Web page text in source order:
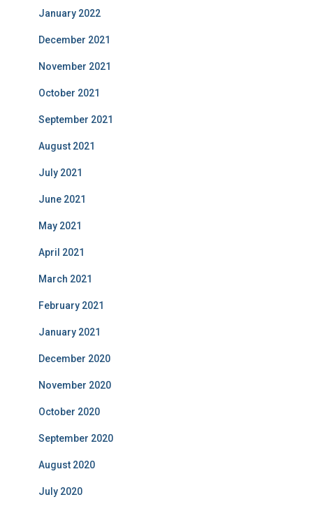
January 2022
December 2021
November 2021
October 2021
September 2021
August 2021
July 2021
June 2021
May 2021
April 2021
March 2021
February 2021
January 2021
December 2020
November 2020
October 2020
September 2020
August 2020
July 2020